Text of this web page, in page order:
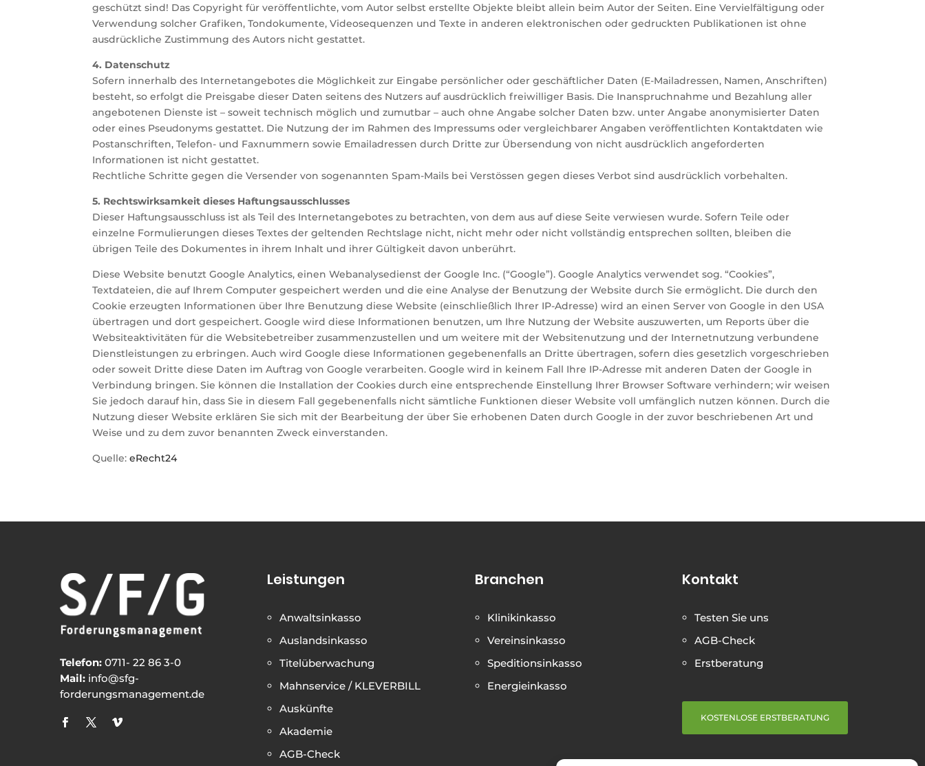
geschützt sind! Das Copyright für veröffentlichte, vom Autor selbst erstellte Objekte bleibt allein beim Autor der Seiten. Eine Vervielfältigung oder
Verwendung solcher Grafiken, Tondokumente, Videosequenzen und Texte in anderen elektronischen oder gedruckten Publikationen ist ohne
ausdrückliche Zustimmung des Autors nicht gestattet.
4. Datenschutz
Sofern innerhalb des Internetangebotes die Möglichkeit zur Eingabe persönlicher oder geschäftlicher Daten (E-Mailadressen, Namen, Anschriften)
besteht, so erfolgt die Preisgabe dieser Daten seitens des Nutzers auf ausdrücklich freiwilliger Basis. Die Inanspruchnahme und Bezahlung aller
angebotenen Dienste ist – soweit technisch möglich und zumutbar – auch ohne Angabe solcher Daten bzw. unter Angabe anonymisierter Daten
oder eines Pseudonyms gestattet. Die Nutzung der im Rahmen des Impressums oder vergleichbarer Angaben veröffentlichten Kontaktdaten wie
Postanschriften, Telefon- und Faxnummern sowie Emailadressen durch Dritte zur Übersendung von nicht ausdrücklich angeforderten
Informationen ist nicht gestattet.
Rechtliche Schritte gegen die Versender von sogenannten Spam-Mails bei Verstössen gegen dieses Verbot sind ausdrücklich vorbehalten.
5. Rechtswirksamkeit dieses Haftungsausschlusses
Dieser Haftungsausschluss ist als Teil des Internetangebotes zu betrachten, von dem aus auf diese Seite verwiesen wurde. Sofern Teile oder
einzelne Formulierungen dieses Textes der geltenden Rechtslage nicht, nicht mehr oder nicht vollständig entsprechen sollten, bleiben die
übrigen Teile des Dokumentes in ihrem Inhalt und ihrer Gültigkeit davon unberührt.
Diese Website benutzt Google Analytics, einen Webanalysedienst der Google Inc. (“Google”). Google Analytics verwendet sog. “Cookies”,
Textdateien, die auf Ihrem Computer gespeichert werden und die eine Analyse der Benutzung der Website durch Sie ermöglicht. Die durch den
Cookie erzeugten Informationen über Ihre Benutzung diese Website (einschließlich Ihrer IP-Adresse) wird an einen Server von Google in den USA
übertragen und dort gespeichert. Google wird diese Informationen benutzen, um Ihre Nutzung der Website auszuwerten, um Reports über die
Websiteaktivitäten für die Websitebetreiber zusammenzustellen und um weitere mit der Websitenutzung und der Internetnutzung verbundene
Dienstleistungen zu erbringen. Auch wird Google diese Informationen gegebenenfalls an Dritte übertragen, sofern dies gesetzlich vorgeschrieben
oder soweit Dritte diese Daten im Auftrag von Google verarbeiten. Google wird in keinem Fall Ihre IP-Adresse mit anderen Daten der Google in
Verbindung bringen. Sie können die Installation der Cookies durch eine entsprechende Einstellung Ihrer Browser Software verhindern; wir weisen
Sie jedoch darauf hin, dass Sie in diesem Fall gegebenenfalls nicht sämtliche Funktionen dieser Website voll umfänglich nutzen können. Durch die
Nutzung dieser Website erklären Sie sich mit der Bearbeitung der über Sie erhobenen Daten durch Google in der zuvor beschriebenen Art und
Weise und zu dem zuvor benannten Zweck einverstanden.
Quelle: eRecht24
Telefon: 0711- 22 86 3-0
Mail: info@sfg-
forderungsmanagement.de
Leistungen
Anwaltsinkasso
Auslandsinkasso
Titelüberwachung
Mahnservice / KLEVERBILL
Auskünfte
Akademie
AGB-Check
Branchen
Klinikinkasso
Vereinsinkasso
Speditionsinkasso
Energieinkasso
Kontakt
Testen Sie uns
AGB-Check
Erstberatung
KOSTENLOSE ERSTBERATUNG